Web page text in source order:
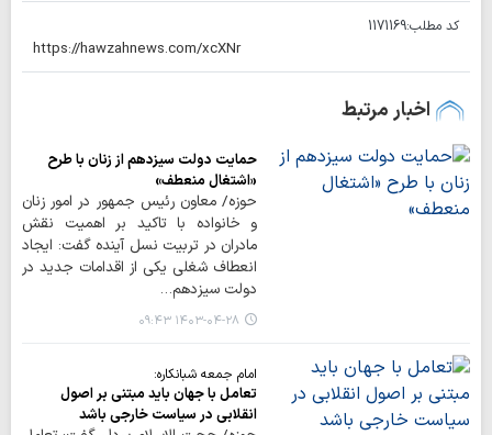
کد مطلب:1171169
اخبار مرتبط
حمایت دولت سیزدهم از زنان با طرح
«اشتغال منعطف»
حوزه/ معاون رئیس جمهور در امور زنان
و خانواده با تاکید بر اهمیت نقش
مادران در تربیت نسل آینده گفت: ایجاد
انعطاف شغلی یکی از اقدامات جدید در
دولت سیزدهم…
۱۴۰۳-۰۴-۲۸ ۰۹:۴۳
امام جمعه شبانکاره:
تعامل با جهان باید مبتنی بر اصول
انقلابی در سیاست خارجی باشد